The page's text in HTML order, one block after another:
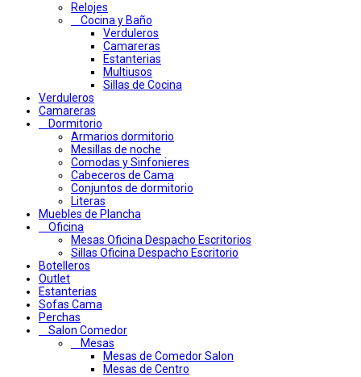
Relojes
Cocina y Baño
Verduleros
Camareras
Estanterias
Multiusos
Sillas de Cocina
Verduleros
Camareras
Dormitorio
Armarios dormitorio
Mesillas de noche
Comodas y Sinfonieres
Cabeceros de Cama
Conjuntos de dormitorio
Literas
Muebles de Plancha
Oficina
Mesas Oficina Despacho Escritorios
Sillas Oficina Despacho Escritorio
Botelleros
Outlet
Estanterias
Sofas Cama
Perchas
Salon Comedor
Mesas
Mesas de Comedor Salon
Mesas de Centro